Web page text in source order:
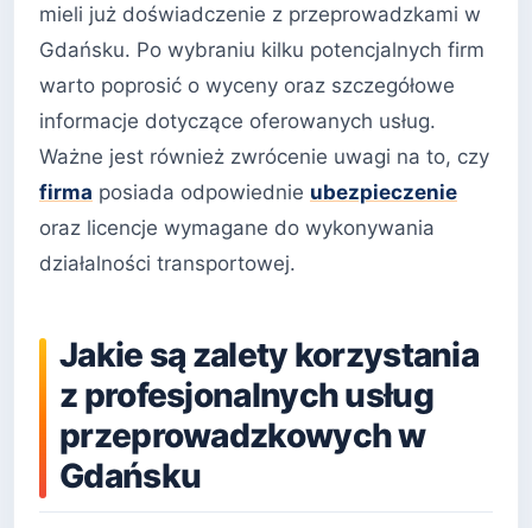
mieli już doświadczenie z przeprowadzkami w
Gdańsku. Po wybraniu kilku potencjalnych firm
warto poprosić o wyceny oraz szczegółowe
informacje dotyczące oferowanych usług.
Ważne jest również zwrócenie uwagi na to, czy
firma posiada odpowiednie ubezpieczenie
oraz licencje wymagane do wykonywania
działalności transportowej.
Jakie są zalety korzystania
z profesjonalnych usług
przeprowadzkowych w
Gdańsku